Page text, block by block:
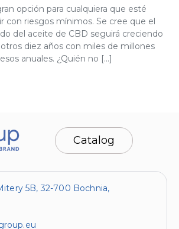
opción para cualquiera que esté
con riesgos mínimos. Se cree que el
del aceite de CBD seguirá creciendo
diez años con miles de millones
anuales. ¿Quién no […]
Catalog
5B, 32-700 Bochnia,